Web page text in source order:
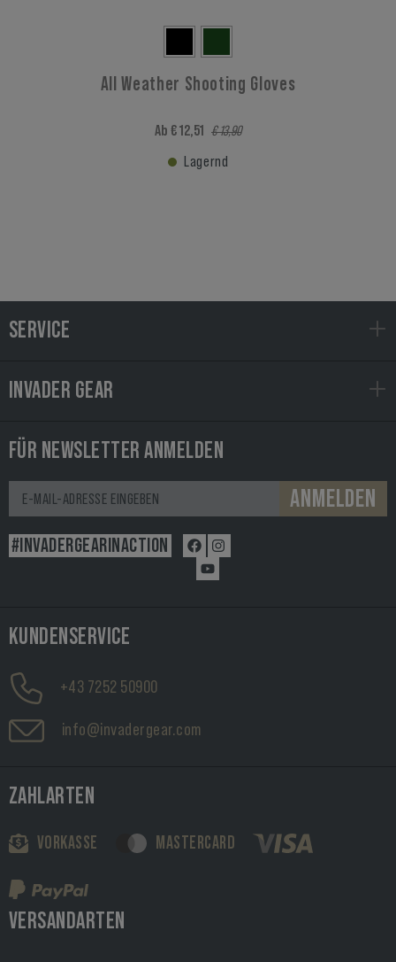
All Weather Shooting Gloves
Ab € 12,51 € 13,90
Lagernd
SERVICE
INVADER GEAR
FÜR NEWSLETTER ANMELDEN
ANMELDEN
#INVADERGEARINACTION
KUNDENSERVICE
+43 7252 50900
info@invadergear.com
ZAHLARTEN
VORKASSE MASTERCARD
VERSANDARTEN